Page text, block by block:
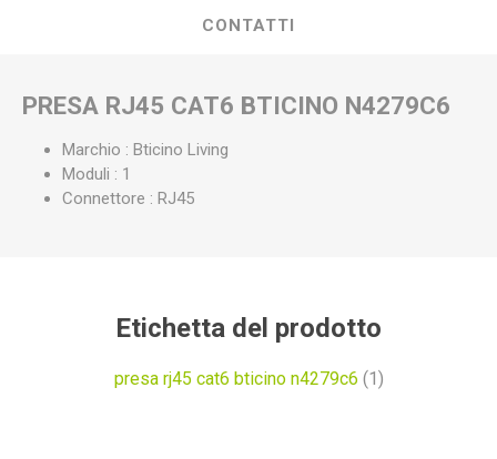
CONTATTI
PRESA RJ45 CAT6 BTICINO N4279C6
Marchio : Bticino Living
Moduli : 1
Connettore : RJ45
Etichetta del prodotto
presa rj45 cat6 bticino n4279c6 (1)